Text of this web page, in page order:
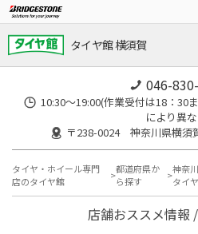
タイヤ館 横須賀
046-
10:30～19:00(作業受付は18：30
により異
〒238-0024 神奈川県横須
タイヤ・ホイール専門
店のタイヤ館
都道府県か
ら探す
神奈
タイ
店舗おススメ情報